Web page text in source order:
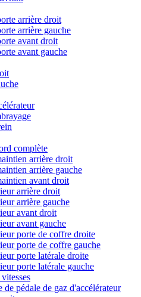
arrière droit
arrière gauche
avant droit
avant gauche
complète
arrière droit
arrière gauche
avant droit
arrière droit
arrière gauche
avant droit
avant gauche
porte de coffre droite
porte de coffre gauche
porte latérale droite
porte latérale gauche
de pédale de gaz d'accélérateur